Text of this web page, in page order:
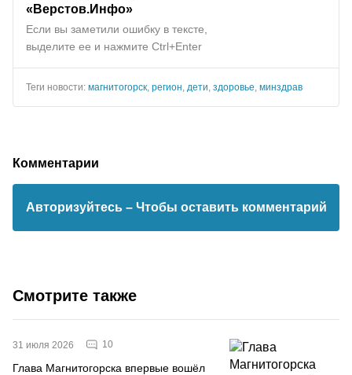
«Верстов.Инфо»
Если вы заметили ошибку в тексте,
выделите ее и нажмите Ctrl+Enter
Теги новости: магнитогорск регион дети здоровье минздрав
Комментарии
Авторизуйтесь – Чтобы оставить комментарий
Смотрите также
31 июля 2026 10
Глава Магнитогорска впервые вошёл